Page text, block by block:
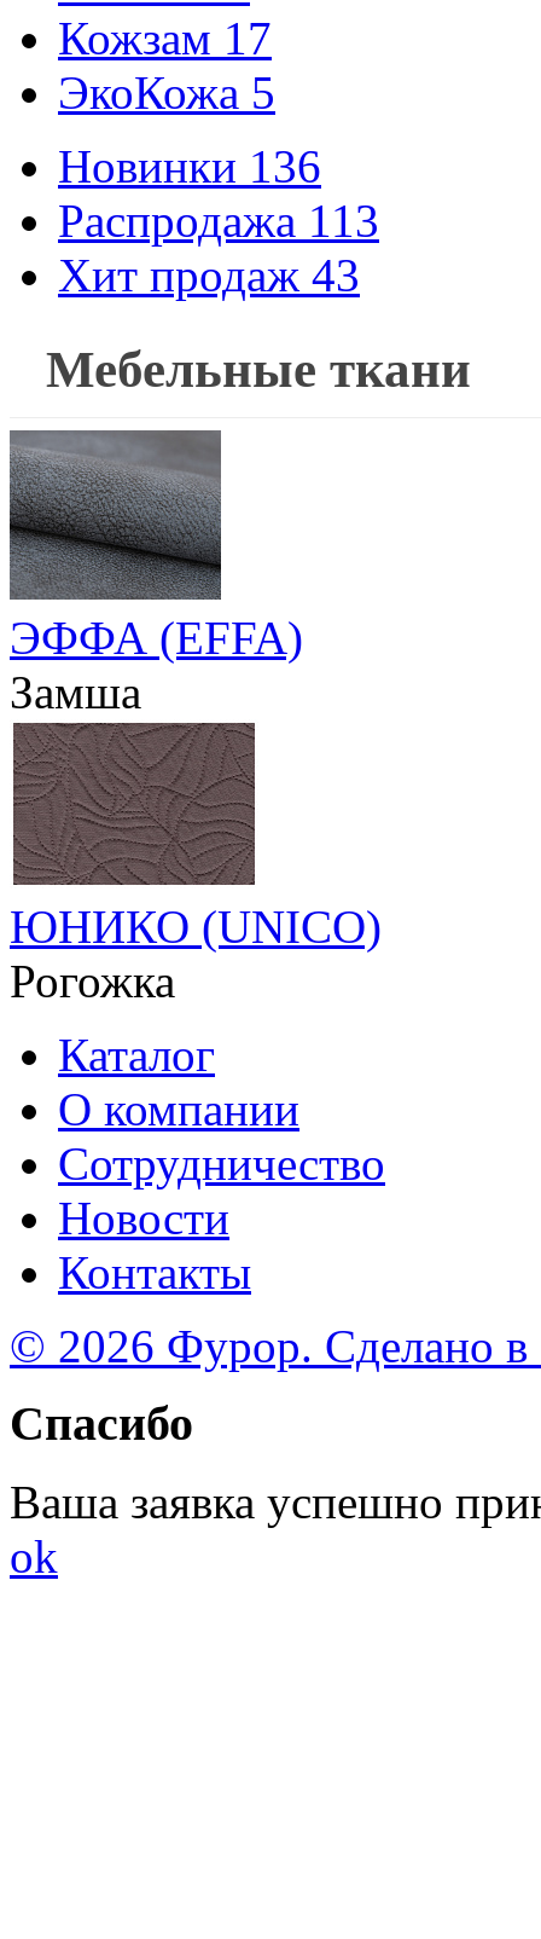
Кожзам 17
ЭкоКожа 5
Новинки 136
Распродажа 113
Хит продаж 43
Мебельные ткани
ЭФФА (EFFA)
Замша
ЮНИКО (UNICO)
Рогожка
Каталог
О компании
Сотрудничество
Новости
Контакты
© 2026 Фурор. Сделано в
Спасибо
Ваша заявка успешно
ok